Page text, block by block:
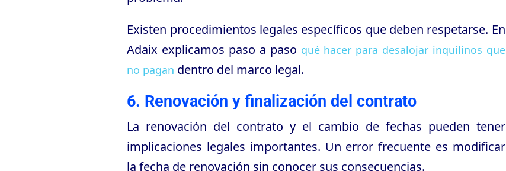
Existen procedimientos legales específicos que deben respetarse. En
Adaix explicamos paso a paso qué hacer para desalojar inquilinos que
no pagan dentro del marco legal.
6. Renovación y finalización del contrato
La renovación del contrato y el cambio de fechas pueden tener
implicaciones legales importantes. Un error frecuente es modificar
la fecha de renovación sin conocer sus consecuencias.